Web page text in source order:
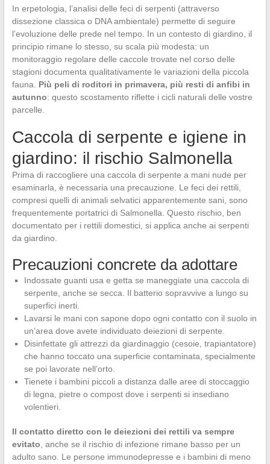
In erpetologia, l’analisi delle feci di serpenti (attraverso
dissezione classica o DNA ambientale) permette di seguire
l’evoluzione delle prede nel tempo. In un contesto di giardino, il
principio rimane lo stesso, su scala più modesta: un
monitoraggio regolare delle caccole trovate nel corso delle
stagioni documenta qualitativamente le variazioni della piccola
fauna. Più peli di roditori in primavera, più resti di anfibi in
autunno: questo scostamento riflette i cicli naturali delle vostre
parcelle.
Caccola di serpente e igiene in
giardino: il rischio Salmonella
Prima di raccogliere una caccola di serpente a mani nude per
esaminarla, è necessaria una precauzione. Le feci dei rettili,
compresi quelli di animali selvatici apparentemente sani, sono
frequentemente portatrici di Salmonella. Questo rischio, ben
documentato per i rettili domestici, si applica anche ai serpenti
da giardino.
Precauzioni concrete da adottare
Indossate guanti usa e getta se maneggiate una caccola di
serpente, anche se secca. Il batterio sopravvive a lungo su
superfici inerti.
Lavarsi le mani con sapone dopo ogni contatto con il suolo in
un’area dove avete individuato deiezioni di serpente.
Disinfettate gli attrezzi da giardinaggio (cesoie, trapiantatore)
che hanno toccato una superficie contaminata, specialmente
se poi lavorate nell’orto.
Tienete i bambini piccoli a distanza dalle aree di stoccaggio
di legna, pietre o compost dove i serpenti si insediano
volentieri.
Il contatto diretto con le deiezioni dei rettili va sempre
evitato, anche se il rischio di infezione rimane basso per un
adulto sano. Le persone immunodepresse e i bambini di meno